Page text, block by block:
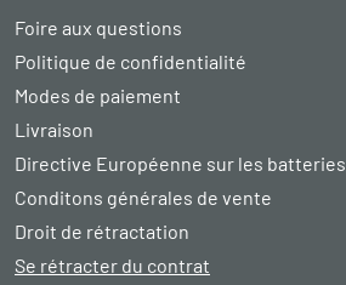
Foire aux questions
Politique de confidentialité
Modes de paiement
Livraison
Directive Européenne sur les batteries
Conditons générales de vente
Droit de rétractation
Se rétracter du contrat